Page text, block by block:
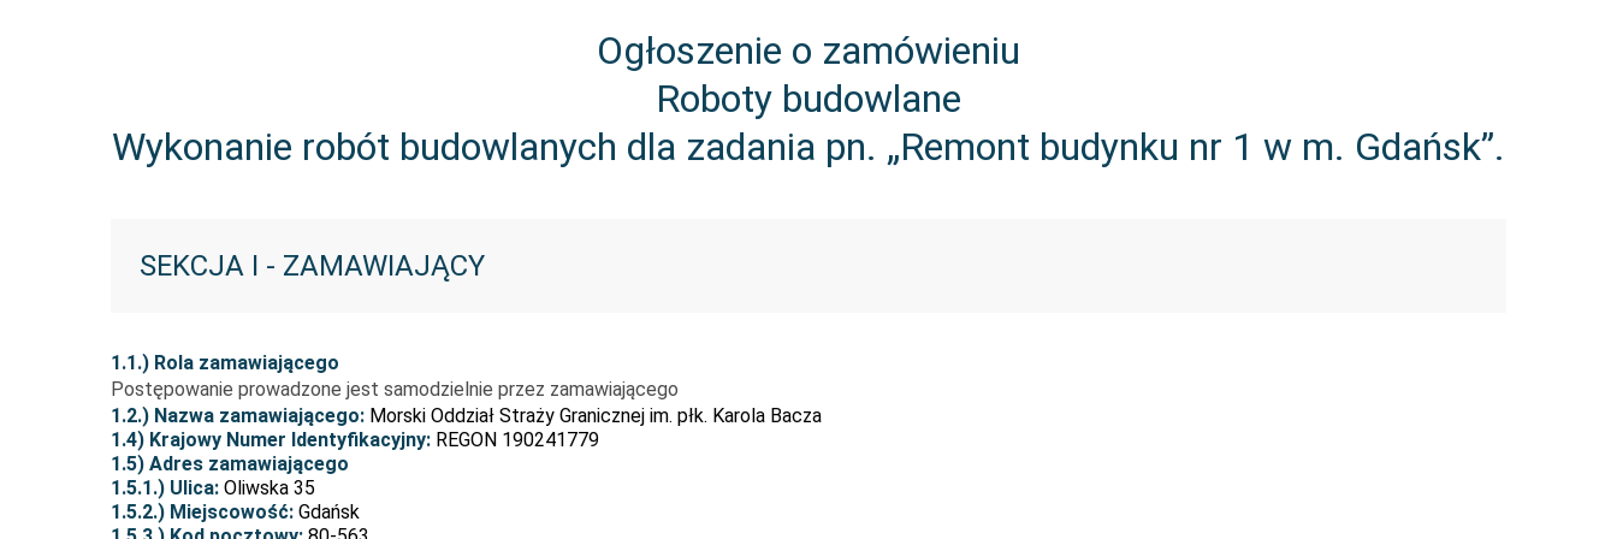
Ogłoszenie o zamówieniu
Roboty budowlane
Wykonanie robót budowlanych dla zadania pn. „Remont budynku nr 1 w m. Gdańsk”.
SEKCJA I - ZAMAWIAJĄCY
1.1.) Rola zamawiającego
Postępowanie prowadzone jest samodzielnie przez zamawiającego
1.2.) Nazwa zamawiającego: Morski Oddział Straży Granicznej im. płk. Karola Bacza
1.4) Krajowy Numer Identyfikacyjny: REGON 190241779
1.5) Adres zamawiającego
1.5.1.) Ulica: Oliwska 35
1.5.2.) Miejscowość: Gdańsk